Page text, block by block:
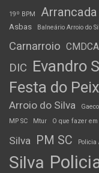
19º BPM
Asbas Balneário Arroio do
Carnarroio CMDCA
DIC Evandro
Festa do
Arroio do Silva
Gaeco
MP SC
Mtur O que fazer em
Silva
PM SC Policia
Silva